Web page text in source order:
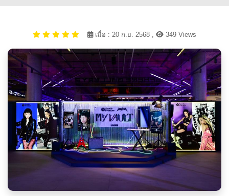
เมื่อ : 20 ก.ย. 2568 , 349 Views